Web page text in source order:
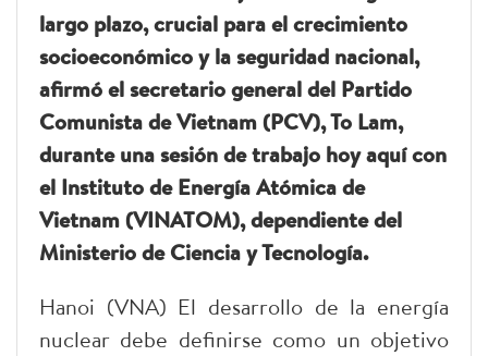
largo plazo, crucial para el crecimiento
socioeconómico y la seguridad nacional,
afirmó el secretario general del Partido
Comunista de Vietnam (PCV), To Lam,
durante una sesión de trabajo hoy aquí con
el Instituto de Energía Atómica de
Vietnam (VINATOM), dependiente del
Ministerio de Ciencia y Tecnología.
Hanoi (VNA) El desarrollo de la energía
nuclear debe definirse como un objetivo